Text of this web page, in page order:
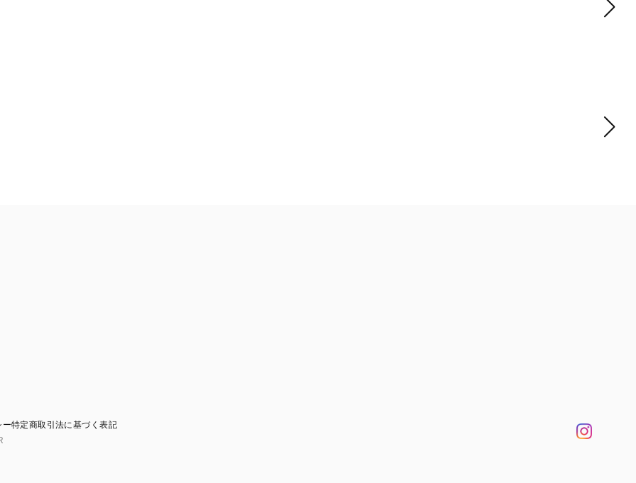
ー特定商取引法に基づく表記